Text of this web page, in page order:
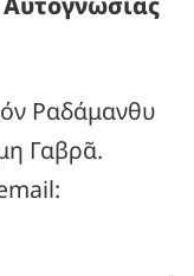
Ραδάμανθυ
Γαβρᾶ.